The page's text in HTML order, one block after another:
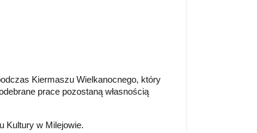
Kiermaszu Wielkanocnego, który
prace pozostaną własnością
Kultury w Milejowie.